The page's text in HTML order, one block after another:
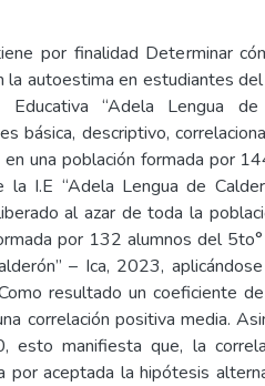
por finalidad Determinar
la autoestima en estudiantes
Educativa “Adela Lengua
básica, descriptivo,
una población formada por
la I.E “Adela Lengua de
al azar de toda la
por 132 alumnos del
– Ica, 2023,
resultado un coeficiente
correlación positiva media.
esto manifiesta que, la
por aceptada la hipótesis